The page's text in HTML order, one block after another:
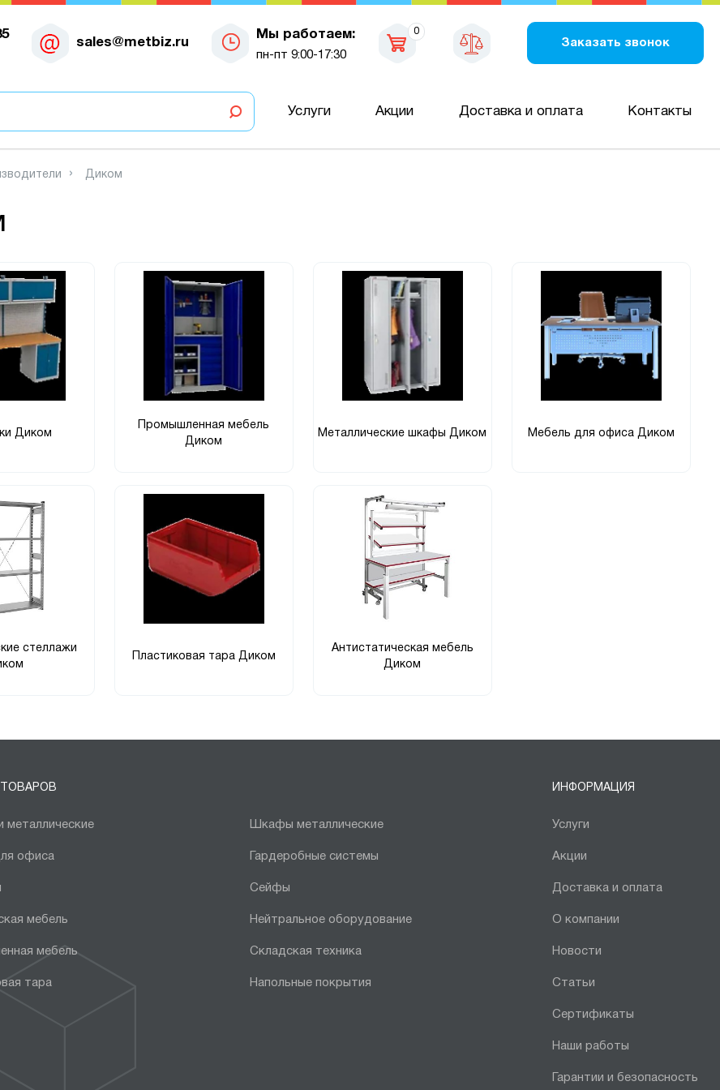
sales@metbiz.ru
Мы работаем:
пн-пт 9:00-17:30
0
Заказать звонок
Услуги Акции Доставка и оплата Контакты
Диком
Диком
Промышленная мебель
Диком
Металлические шкафы Диком Мебель для офиса Диком
стеллажи
Пластиковая тара Диком
Антистатическая мебель
Диком
ТОВАРОВ
металлические Шкафы металлические
офиса Гардеробные системы
Сейфы
мебель Нейтральное оборудование
мебель Складская техника
тара Напольные покрытия
ИНФОРМАЦИЯ
Услуги
Акции
Доставка и оплата
О компании
Новости
Статьи
Сертификаты
Наши работы
Гарантии и безопасность